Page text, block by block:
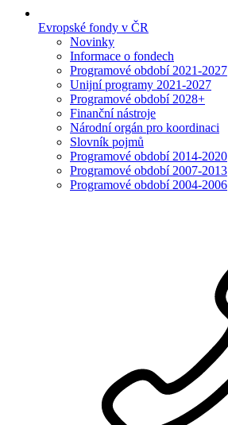
Evropské fondy v ČR
Novinky
Informace o fondech
Programové období 2021-2027
Unijní programy 2021-2027
Programové období 2028+
Finanční nástroje
Národní orgán pro koordinaci
Slovník pojmů
Programové období 2014-2020
Programové období 2007-2013
Programové období 2004-2006